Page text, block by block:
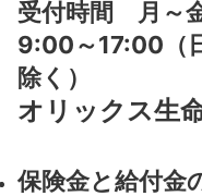
受付時間 月～
9:00～17:00（
除く）
オリックス生
保険金と給付金